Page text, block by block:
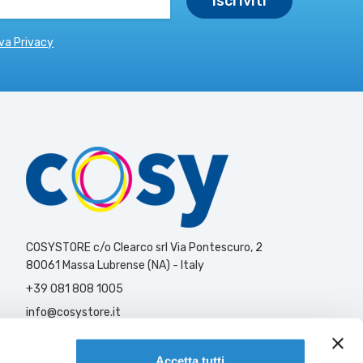
Privacy
COSYSTORE c/o Clearco srl Via Pontescuro, 2
80061 Massa Lubrense (NA) - Italy
+39 081 808 1005
info@cosystore.it
Contattaci